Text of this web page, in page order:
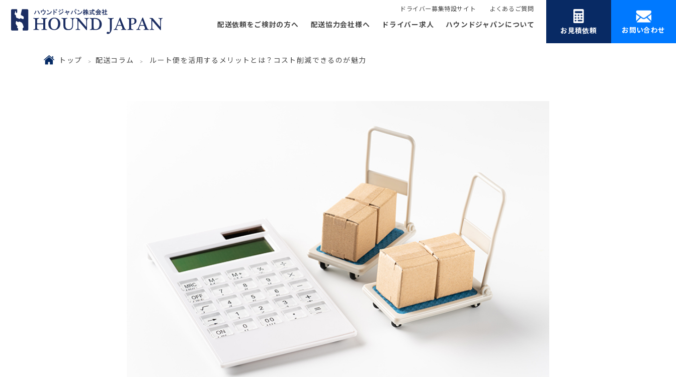
ドライバー募集特設サイト よくあるご質問
配送依頼をご検討の方へ 配送協力会社様へ ドライバー求人 ハウンドジャパンについて
お見積依頼 お問い合わせ
トップ 配送コラム ルート便を活用するメリットとは？コスト削減できるのが魅力